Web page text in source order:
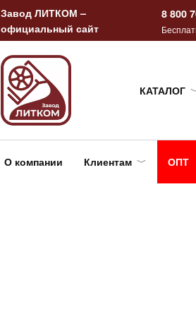
Завод ЛИТКОМ –
официальный сайт
8 800
КАТАЛОГ
О компании Клиентам ОПТ